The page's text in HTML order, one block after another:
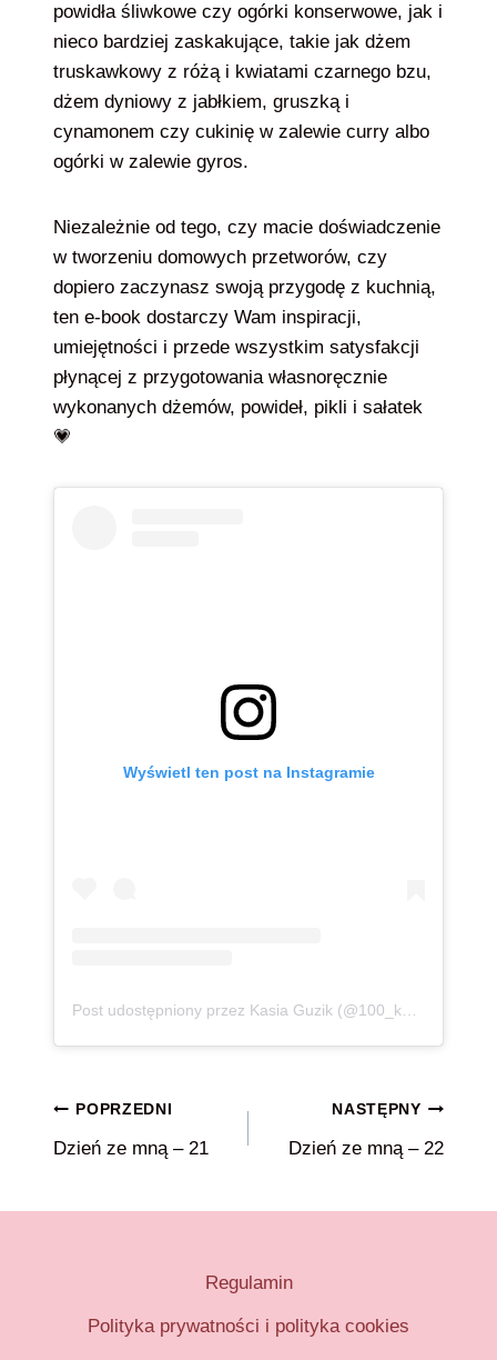
powidła śliwkowe czy ogórki konserwowe, jak i
nieco bardziej zaskakujące, takie jak dżem
truskawkowy z różą i kwiatami czarnego bzu,
dżem dyniowy z jabłkiem, gruszką i
cynamonem czy cukinię w zalewie curry albo
ogórki w zalewie gyros.
Niezależnie od tego, czy macie doświadczenie
w tworzeniu domowych przetworów, czy
dopiero zaczynasz swoją przygodę z kuchnią,
ten e-book dostarczy Wam inspiracji,
umiejętności i przede wszystkim satysfakcji
płynącej z przygotowania własnoręcznie
wykonanych dżemów, powideł, pikli i sałatek
💗
Wyświetl ten post na Instagramie
Nawigacja
wpisu
POPRZEDNI
Dzień ze mną – 21
NASTĘPNY
Dzień ze mną – 22
Regulamin
Polityka prywatności i polityka cookies